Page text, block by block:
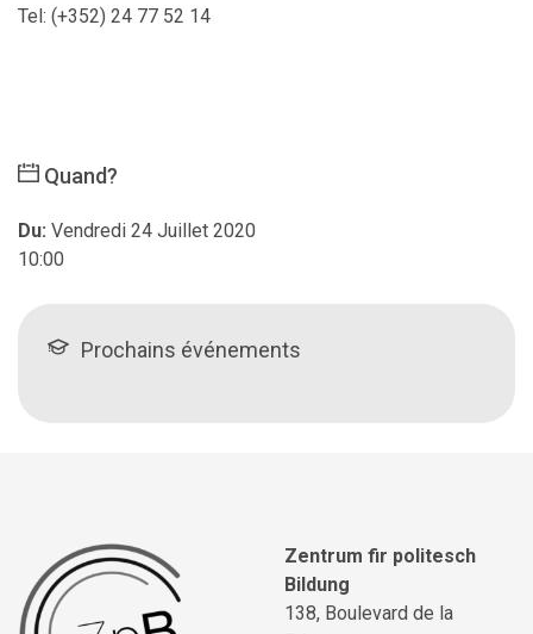
Tel: (+352) 24 77 52 14
Quand?
Du: Vendredi 24 Juillet 2020
10:00
Prochains événements
Zentrum fir politesch
Bildung
138, Boulevard de la